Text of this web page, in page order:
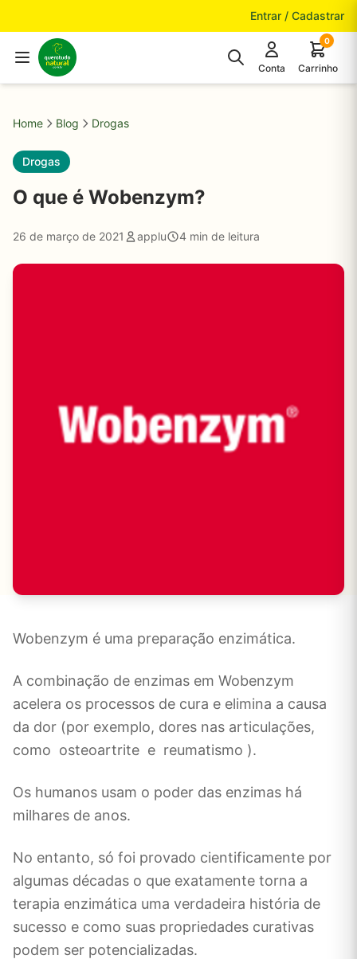
Entrar / Cadastrar
Conta
0
Carrinho
Home Blog Drogas
Drogas
O que é Wobenzym?
26 de março de 2021 applu 4 min de leitura
Wobenzym é uma preparação enzimática.
A combinação de enzimas em Wobenzym
acelera os processos de cura e elimina a causa
da dor (por exemplo, dores nas articulações,
como osteoartrite e reumatismo ).
Os humanos usam o poder das enzimas há
milhares de anos.
No entanto, só foi provado cientificamente por
algumas décadas o que exatamente torna a
terapia enzimática uma verdadeira história de
sucesso e como suas propriedades curativas
podem ser potencializadas.